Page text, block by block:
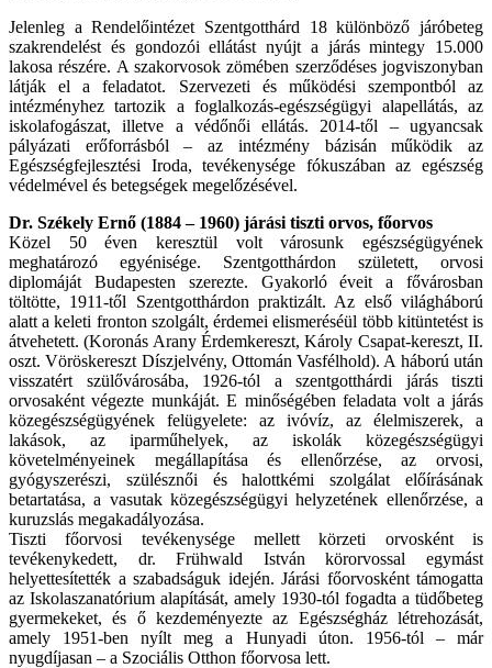
Jelenleg a Rendelőintézet Szentgotthárd 18 különböző járóbeteg
szakrendelést és gondozói ellátást nyújt a járás mintegy 15.000
lakosa részére. A szakorvosok zömében szerződéses jogviszonyban
látják el a feladatot. Szervezeti és működési szempontból az
intézményhez tartozik a foglalkozás-egészségügyi alapellátás, az
iskolafogászat, illetve a védőnői ellátás. 2014-től – ugyancsak
pályázati erőforrásból – az intézmény bázisán működik az
Egészségfejlesztési Iroda, tevékenysége fókuszában az egészség
védelmével és betegségek megelőzésével.
Dr. Székely Ernő (1884 – 1960) járási tiszti orvos, főorvos
Közel 50 éven keresztül volt városunk egészségügyének
meghatározó egyénisége. Szentgotthárdon született, orvosi
diplomáját Budapesten szerezte. Gyakorló éveit a fővárosban
töltötte, 1911-től Szentgotthárdon praktizált. Az első világháború
alatt a keleti fronton szolgált, érdemei elismeréséül több kitüntetést is
átvehetett. (Koronás Arany Érdemkereszt, Károly Csapat-kereszt, II.
oszt. Vöröskereszt Díszjelvény, Ottomán Vasfélhold). A háború után
visszatért szülővárosába, 1926-tól a szentgotthárdi járás tiszti
orvosaként végezte munkáját. E minőségében feladata volt a járás
közegészségügyének felügyelete: az ivóvíz, az élelmiszerek, a
lakások, az iparműhelyek, az iskolák közegészségügyi
követelményeinek megállapítása és ellenőrzése, az orvosi,
gyógyszerészi, szülésznői és halottkémi szolgálat előírásának
betartatása, a vasutak közegészségügyi helyzetének ellenőrzése, a
kuruzslás megakadályozása.
Tiszti főorvosi tevékenysége mellett körzeti orvosként is
tevékenykedett, dr. Frühwald István körorvossal egymást
helyettesítették a szabadságuk idején. Járási főorvosként támogatta
az Iskolaszanatórium alapítását, amely 1930-tól fogadta a tüdőbeteg
gyermekeket, és ő kezdeményezte az Egészségház létrehozását,
amely 1951-ben nyílt meg a Hunyadi úton. 1956-tól – már
nyugdíjasan – a Szociális Otthon főorvosa lett.